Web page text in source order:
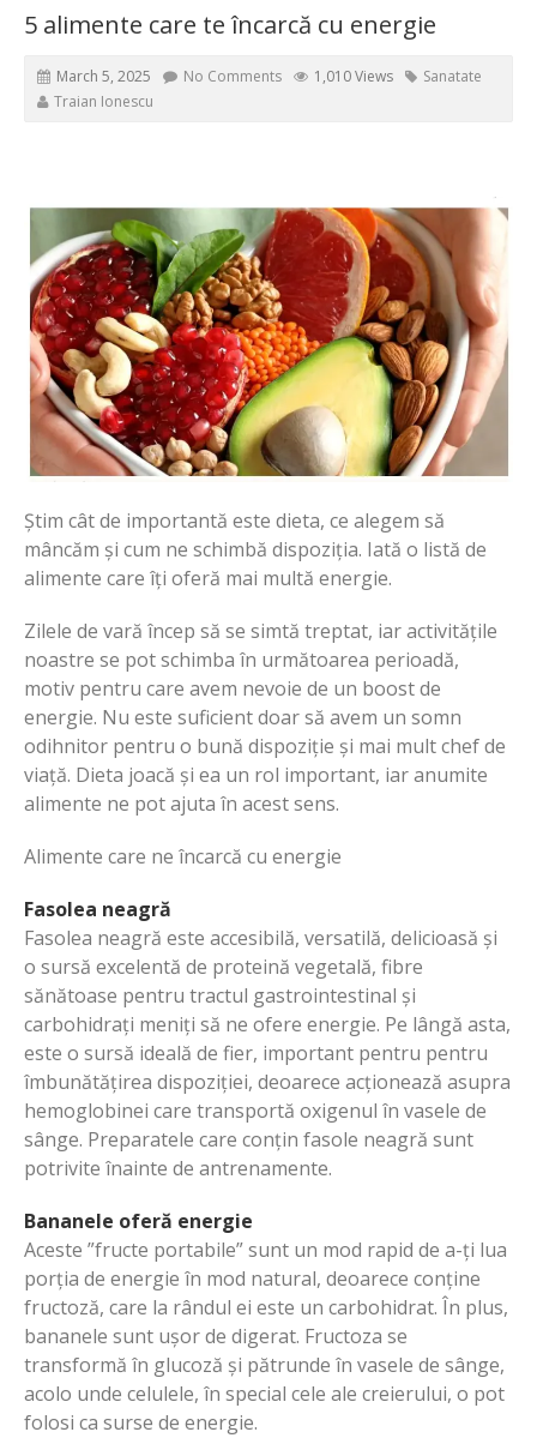
5 alimente care te încarcă cu energie
March 5, 2025 No Comments 1,010 Views
Sanatate
Traian Ionescu
Știm cât de importantă este dieta, ce alegem să
mâncăm și cum ne schimbă dispoziția. Iată o listă de
alimente care îți oferă mai multă energie.
Zilele de vară încep să se simtă treptat, iar activitățile
noastre se pot schimba în următoarea perioadă,
motiv pentru care avem nevoie de un boost de
energie. Nu este suficient doar să avem un somn
odihnitor pentru o bună dispoziție și mai mult chef de
viață. Dieta joacă și ea un rol important, iar anumite
alimente ne pot ajuta în acest sens.
Alimente care ne încarcă cu energie
Fasolea neagră
Fasolea neagră este accesibilă, versatilă, delicioasă și
o sursă excelentă de proteină vegetală, fibre
sănătoase pentru tractul gastrointestinal și
carbohidrați meniți să ne ofere energie. Pe lângă asta,
este o sursă ideală de fier, important pentru pentru
îmbunătățirea dispoziției, deoarece acționează asupra
hemoglobinei care transportă oxigenul în vasele de
sânge. Preparatele care conțin fasole neagră sunt
potrivite înainte de antrenamente.
Bananele oferă energie
Aceste ”fructe portabile” sunt un mod rapid de a-ți lua
porția de energie în mod natural, deoarece conține
fructoză, care la rândul ei este un carbohidrat. În plus,
bananele sunt ușor de digerat. Fructoza se
transformă în glucoză și pătrunde în vasele de sânge,
acolo unde celulele, în special cele ale creierului, o pot
folosi ca surse de energie.